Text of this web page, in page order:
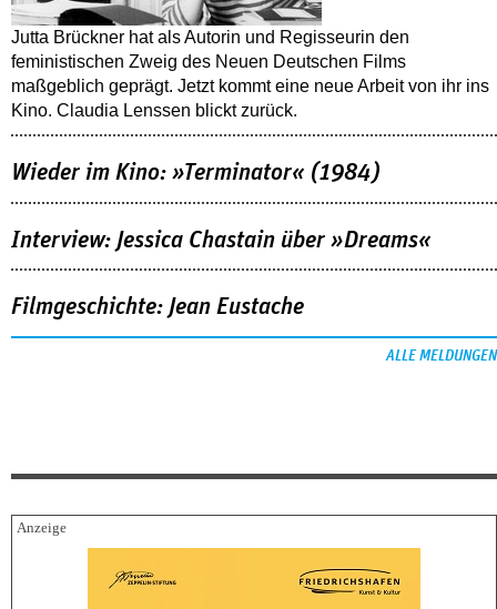
Jutta Brückner hat als Autorin und Regisseurin den
feministischen Zweig des Neuen Deutschen Films
maßgeblich geprägt. Jetzt kommt eine neue Arbeit von ihr ins
Kino. Claudia Lenssen blickt zurück.
Wieder im Kino: »Terminator« (1984)
Interview: Jessica Chastain über »Dreams«
Filmgeschichte: Jean Eustache
ALLE MELDUNGEN